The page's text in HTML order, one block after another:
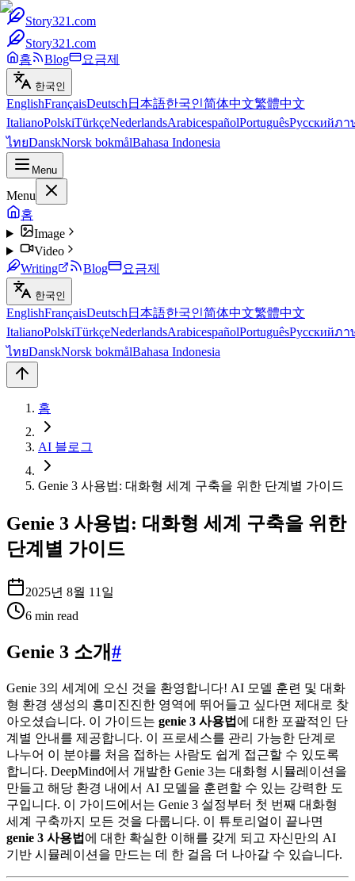
Story321.com
Story321.com
홈
Blog 요금제
한국인
EnglishFrançaisDeutsch 日本語한국인简体中文繁體中文
ItalianoPolskiTürkçeNederlandsArabicespañolPortuguêsРусскийภา
ไทยDanskNorsk bokmålBahasa Indonesia
Menu
Menu
홈
Image
Video
Writing
Blog 요금제
한국인
EnglishFrançaisDeutsch 日本語한국인简体中文繁體中文
ItalianoPolskiTürkçeNederlandsArabicespañolPortuguêsРусскийภา
ไทยDanskNorsk bokmålBahasa Indonesia
홈
AI 블로그
Genie 3 사용법: 대화형 세계 구축을 위한 단계별 가이드
Genie 3 사용법: 대화형 세계 구축을 위한
단계별 가이드
2025년 8월 11일
6 min read
Genie 3 소개#
Genie 3의 세계에 오신 것을 환영합니다! AI 모델 훈련 및 대화
형 환경 생성의 흥미진진한 영역에 뛰어들고 싶다면 제대로 찾
아오셨습니다. 이 가이드는 genie 3 사용법 에 대한 포괄적인 단
계별 안내를 제공합니다. 이 프로세스를 관리 가능한 단계로
나누어 이 분야를 처음 접하는 사람도 쉽게 접근할 수 있도록
합니다. DeepMind에서 개발한 Genie 3는 대화형 시뮬레이션을
만들고 해당 환경 내에서 AI 모델을 훈련할 수 있는 강력한 도
구입니다. 이 가이드에서는 Genie 3 설정부터 첫 번째 대화형
세계 구축까지 모든 것을 다룹니다. 이 튜토리얼이 끝나면
genie 3 사용법 에 대한 확실한 이해를 갖게 되고 자신만의 AI
기반 시뮬레이션을 만드는 데 한 걸음 더 나아갈 수 있습니다.